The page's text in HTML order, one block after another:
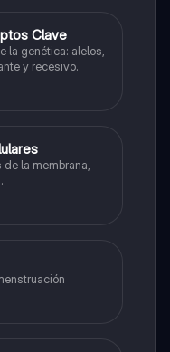
Clave
la genética: alelos,
y recesivo.
la membrana,